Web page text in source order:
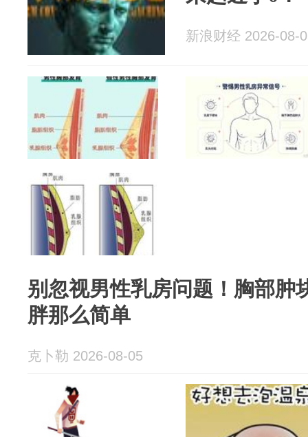
新浪财经 2026-08-
别忽视男性乳房问题！胸部肿
胖那么简单
克卜勒 2026-08-05